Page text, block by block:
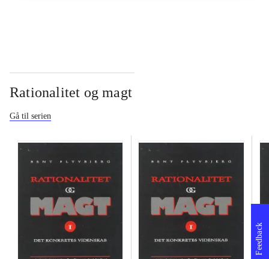
Rationalitet og magt
Gå til serien
Feedback